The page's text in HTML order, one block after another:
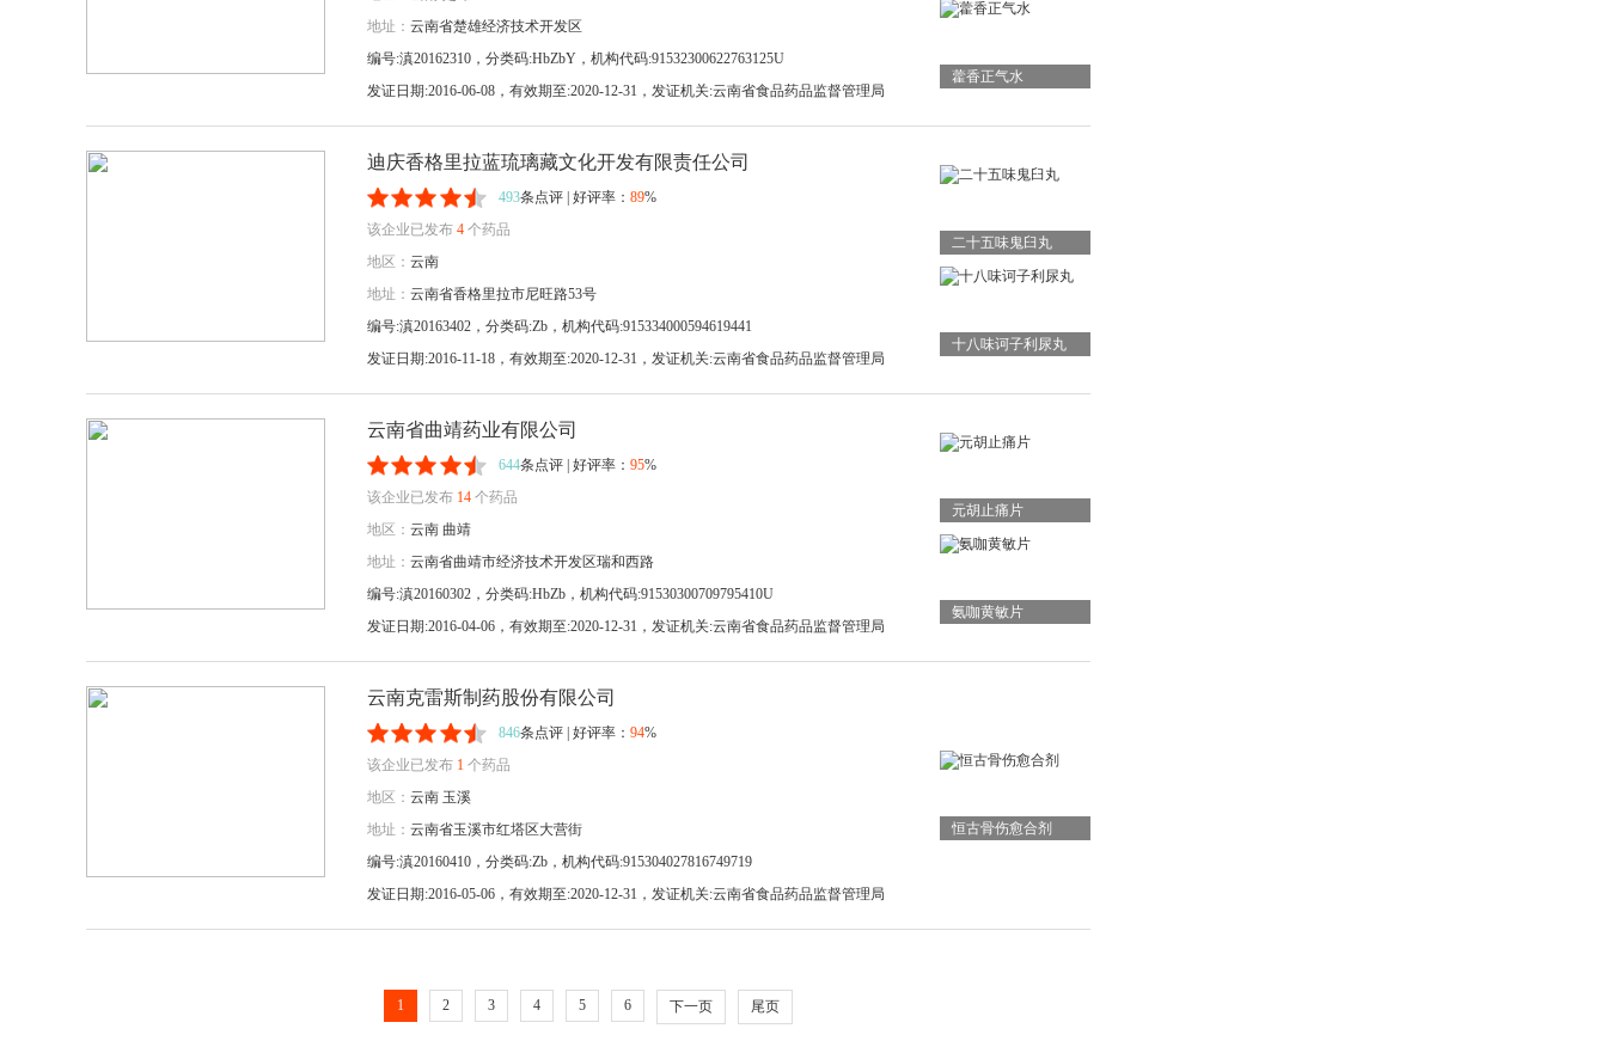
地址：云南省楚雄经济技术开发区
编号:滇20162310，分类码:HbZbY，机构代码:91532300622763125U
发证日期:2016-06-08，有效期至:2020-12-31，发证机关:云南省食品药品监督管理局
藿香正气水
迪庆香格里拉蓝琉璃藏文化开发有限责任公司
493条点评 | 好评率：89%
该企业已发布4 个药品
地区：云南
地址：云南省香格里拉市尼旺路53号
编号:滇20163402，分类码:Zb，机构代码:915334000594619441
发证日期:2016-11-18，有效期至:2020-12-31，发证机关:云南省食品药品监督管理局
二十五味鬼臼丸
十八味诃子利尿丸
云南省曲靖药业有限公司
644条点评 | 好评率：95%
该企业已发布 14 个药品
地区：云南 曲靖
地址：云南省曲靖市经济技术开发区瑞和西路
编号:滇20160302，分类码:HbZb，机构代码:91530300709795410U
发证日期:2016-04-06，有效期至:2020-12-31，发证机关:云南省食品药品监督管理局
元胡止痛片
氨咖黄敏片
云南克雷斯制药股份有限公司
846条点评 | 好评率：94%
该企业已发布 1 个药品
地区：云南 玉溪
地址：云南省玉溪市红塔区大营街
编号:滇20160410，分类码:Zb，机构代码:915304027816749719
发证日期:2016-05-06，有效期至:2020-12-31，发证机关:云南省食品药品监督管理局
恒古骨伤愈合剂
1 2 3 4 5 6 下一页 尾页